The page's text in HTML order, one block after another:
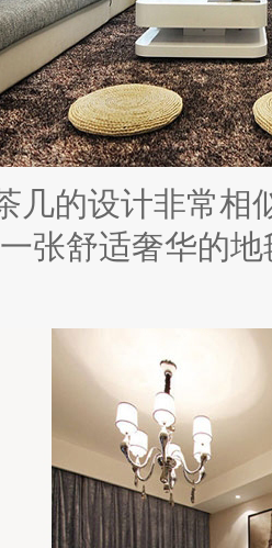
的设计非常相
张舒适奢华的